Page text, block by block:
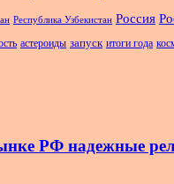
Республика Узбекистан Россия
астероиды запуск итоги года
РФ надежные